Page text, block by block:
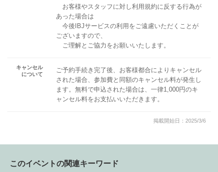
お客様やスタッフに対し利用規約に反する行為が
あった場合は
今後IBJサービスの利用をご遠慮いただくことが
ございますので、
ご理解とご協力をお願いいたします。
キャンセル
について
ご予約手続き完了後、お客様都合によりキャンセル
された場合、参加費と同額のキャンセル料が発生し
ます。無料で申込された場合は、一律1,000円のキ
ャンセル料をお支払いいただきます。
掲載開始日：2025/3/6
このイベントの関連キーワード